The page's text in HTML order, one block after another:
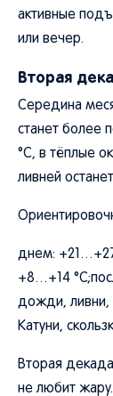
активные
или вечер.
Вторая
Середина
станет более
°C, в тёплые
ливней
днем:
+8…+14
дожди, ливни,
Катуни,
Вторая
не любит